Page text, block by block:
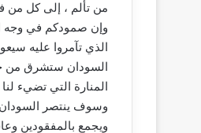
من تألم ، إلى كل من
وإن صمودكم في وجه
الذي تآمروا عليه
السودان ستشرق من
المنارة التي تضيء
وسوف ينتصر السودان
ويجمع بالمفقودين